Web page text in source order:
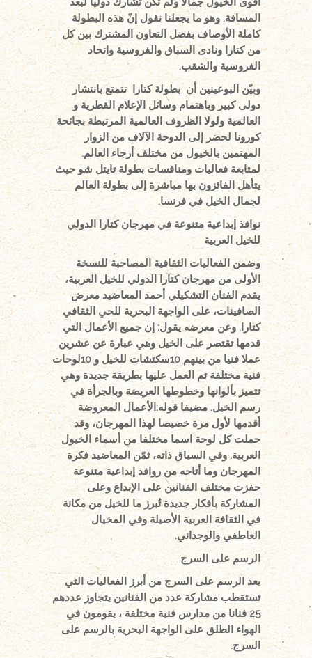
المسافة. وهو ما يجعلنا نقول إنّ هذه البطولة
كاملة الأوصاف بفضل التعاون المشترك بين كل
من كتارا ونادى السباق والفروسية واتحاد
الفروسية والشقب.
وبيّن البوعينين أن بطولة كتارا تتمتع بانتشار
دولى كبير وباهتمام وسائل الإعلام القطرية و
العالمية ولولا الظروف العالمية المرتبطة بجائحة
كورونا لحضر إلى الدوحة الآلاف من الزوار
المهتمين بالخيول من مختلف أرجاء العالم.
لمتابعة فعاليات ومنافسات بطولة تايتل شو حيث
يتأهل الفائزون بها مباشرة إلى بطولة العالم
لجمال الخيل في فرنسا.
نوافذ إبداعية متنوعة في مهرجان كتارا الدولي
للخيل العربية
وضمن الفعاليات الثقافية المصاحبة للنسخة
الأولى من مهرجان كتارا الدولي للخيل العربية،
يقدم الفنان التشكيلي أحمد المعاضيد معرض
الصافينات، على الواجهة البحرية للحي الثقافي
كتارا. وعن معرضه يقول: إن جميع الأعمال التي
قدمها تقتصر على الخيل وهي عبارة عن عشرين
عملا فنيا من بينهم 10سكتشات للخيل و 10لوحات
فنية مختلفة تم العمل عليها بطريقة جديدة وهي
تتميز بألوانها وخطوطها العريضة وبالجرأة في
رسم الخيل. مضيفا قوله: الأعمال المعروضة
أقدمها لأول مرة خصيصا لهذا المهرجان، وقد
حملت كل لوحة اسما مختلفا من أسماء الخيول
العربية. وفي السياق ذاته، ثمّن المعاضيد فكرة
المهرجان وما أتاحه من روافد إبداعية متنوعة
حفزت مختلف الفنانين على الإبداع وعلى
المشاركة بأفكار جديدة تُبرز ما للخيل من مكانة
في الثقافة العربية الأصيلة وفي المخيال
العاطفي والوجداني.
الرسم على السرج
يعد الرسم على السرج من أبرز الفعاليات التي
تستقطب مشاركة عدد من الفنانين يتجاوز عددهم
25 فنانا من مدارس فنية مختلفة ، يقومون في
الهواء الطلق على الواجهة البحرية بالرسم على
السرج.